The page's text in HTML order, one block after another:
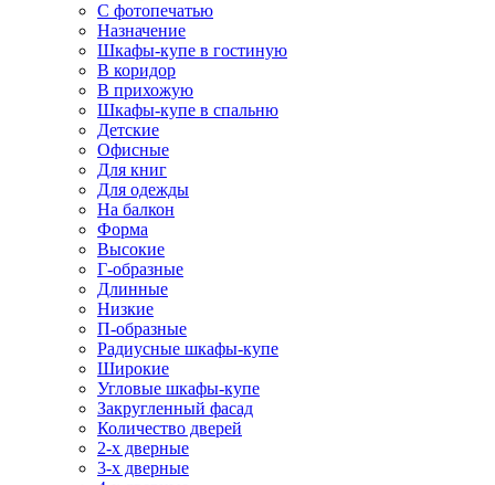
С фотопечатью
Назначение
Шкафы-купе в гостиную
В коридор
В прихожую
Шкафы-купе в спальню
Детские
Офисные
Для книг
Для одежды
На балкон
Форма
Высокие
Г-образные
Длинные
Низкие
П-образные
Радиусные шкафы-купе
Широкие
Угловые шкафы-купе
Закругленный фасад
Количество дверей
2-х дверные
3-х дверные